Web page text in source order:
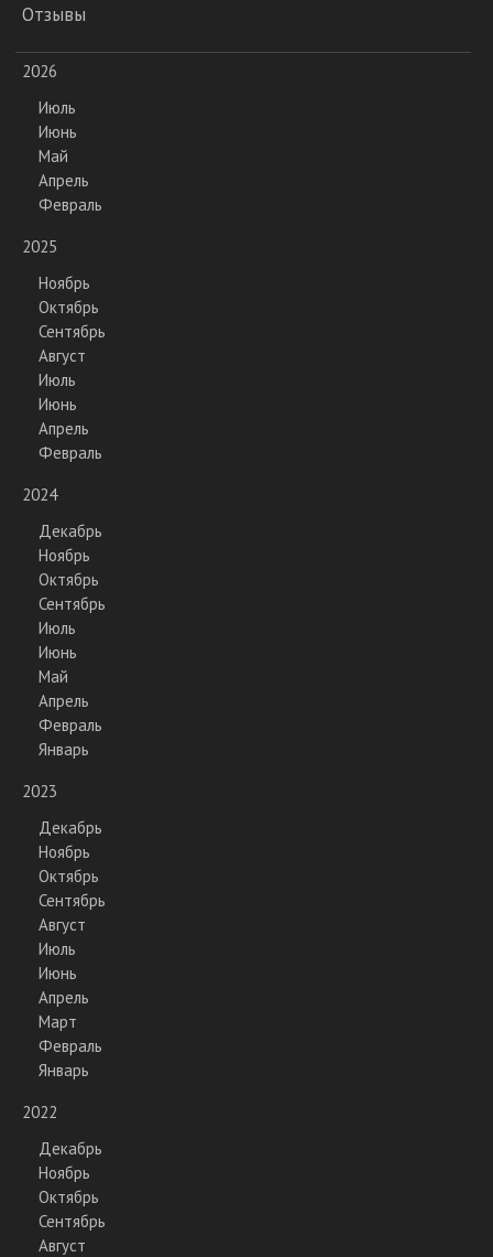
Отзывы
2026
Июль
Июнь
Май
Апрель
Февраль
2025
Ноябрь
Октябрь
Сентябрь
Август
Июль
Июнь
Апрель
Февраль
2024
Декабрь
Ноябрь
Октябрь
Сентябрь
Июль
Июнь
Май
Апрель
Февраль
Январь
2023
Декабрь
Ноябрь
Октябрь
Сентябрь
Август
Июль
Июнь
Апрель
Март
Февраль
Январь
2022
Декабрь
Ноябрь
Октябрь
Сентябрь
Август